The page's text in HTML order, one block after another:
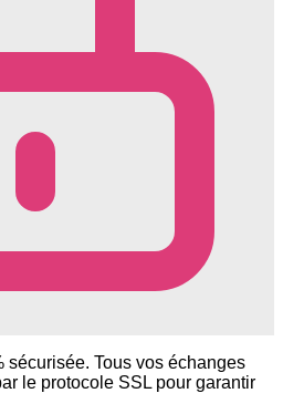
sécurisée. Tous vos échanges
le protocole SSL pour garantir